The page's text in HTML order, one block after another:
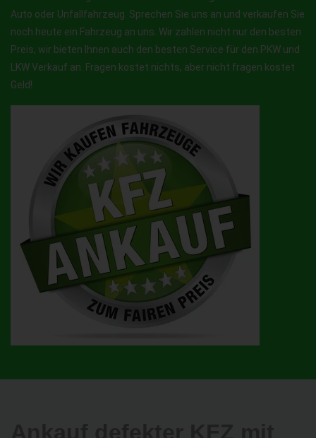
Auto oder Unfallfahrzeug. Sprechen Sie uns an und verkaufen Sie
noch heute ein Fahrzeug an uns. Wir zahlen nicht nur den besten
Preis, wir bieten Ihnen auch den besten Service für den PKW und
LKW Verkauf an. Fragen kostet nichts, aber nicht fragen kostet
Geld!